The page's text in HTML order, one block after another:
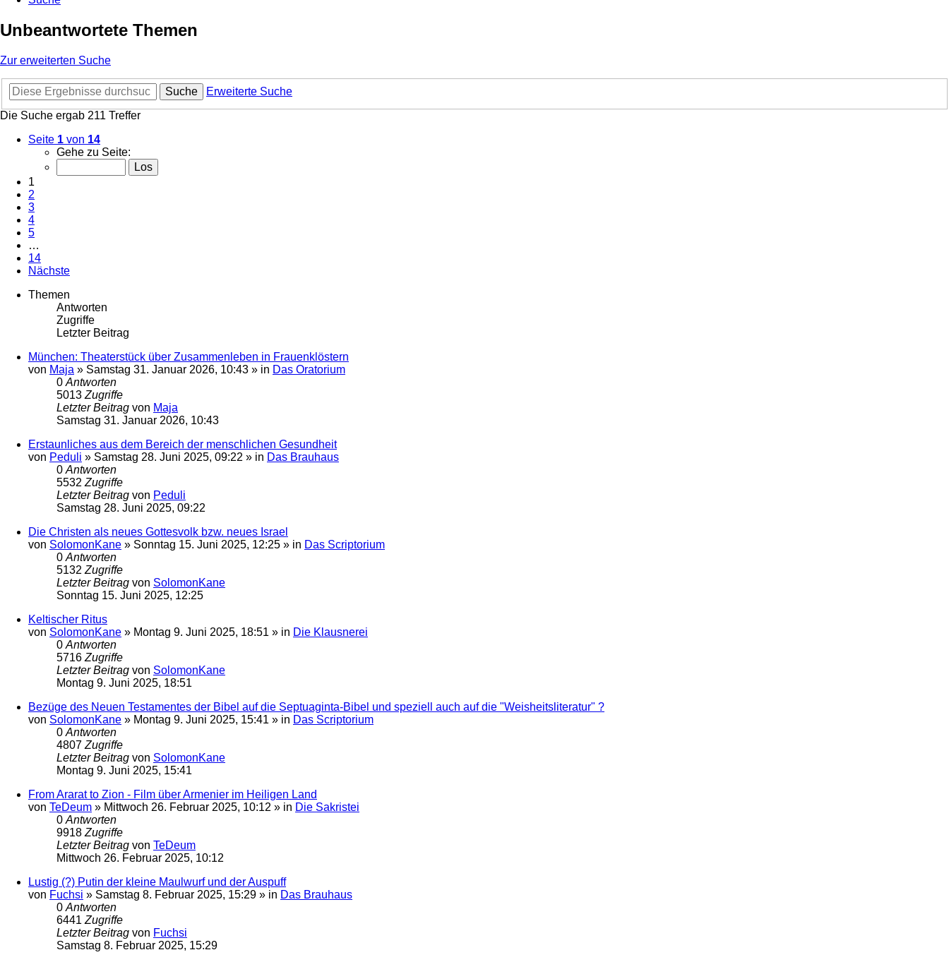
Unbeantwortete Themen
Zur erweiterten Suche
Suche
Erweiterte Suche
Die Suche ergab 211 Treffer
Seite 1 von 14
Gehe zu Seite:
1
2
3
4
5
…
14
Nächste
Themen
Antworten
Zugriffe
Letzter Beitrag
München: Theaterstück über Zusammenleben in Frauenklöstern
von Maja » Samstag 31. Januar 2026, 10:43 » in Das Oratorium
0 Antworten
5013 Zugriffe
Letzter Beitrag von Maja
Samstag 31. Januar 2026, 10:43
Erstaunliches aus dem Bereich der menschlichen Gesundheit
von Peduli » Samstag 28. Juni 2025, 09:22 » in Das Brauhaus
0 Antworten
5532 Zugriffe
Letzter Beitrag von Peduli
Samstag 28. Juni 2025, 09:22
Die Christen als neues Gottesvolk bzw. neues Israel
von SolomonKane » Sonntag 15. Juni 2025, 12:25 » in Das Scriptorium
0 Antworten
5132 Zugriffe
Letzter Beitrag von SolomonKane
Sonntag 15. Juni 2025, 12:25
Keltischer Ritus
von SolomonKane » Montag 9. Juni 2025, 18:51 » in Die Klausnerei
0 Antworten
5716 Zugriffe
Letzter Beitrag von SolomonKane
Montag 9. Juni 2025, 18:51
Bezüge des Neuen Testamentes der Bibel auf die Septuaginta-Bibel und speziell auch auf die "Weisheitsliteratur" ?
von SolomonKane » Montag 9. Juni 2025, 15:41 » in Das Scriptorium
0 Antworten
4807 Zugriffe
Letzter Beitrag von SolomonKane
Montag 9. Juni 2025, 15:41
From Ararat to Zion - Film über Armenier im Heiligen Land
von TeDeum » Mittwoch 26. Februar 2025, 10:12 » in Die Sakristei
0 Antworten
9918 Zugriffe
Letzter Beitrag von TeDeum
Mittwoch 26. Februar 2025, 10:12
Lustig (?) Putin der kleine Maulwurf und der Auspuff
von Fuchsi » Samstag 8. Februar 2025, 15:29 » in Das Brauhaus
0 Antworten
6441 Zugriffe
Letzter Beitrag von Fuchsi
Samstag 8. Februar 2025, 15:29